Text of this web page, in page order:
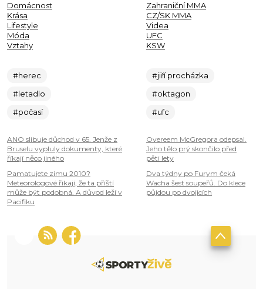
Domácnost
Krása
Lifestyle
Móda
Vztahy
#herec
#letadlo
#počasí
ANO slibuje důchod v 65. Jenže z
Bruselu vypluly dokumenty, které
říkají něco jiného
Pamatujete zimu 2010?
Meteorologové říkají, že ta příští
může být podobná. A důvod leží v
Pacifiku
Zahraniční MMA
CZ/SK MMA
Videa
UFC
KSW
#jiří procházka
#oktagon
#ufc
Overeem McGregora odepsal.
Jeho tělo prý skončilo před
pěti lety
Dva týdny po Furym čeká
Wacha šest soupeřů. Do klece
půjdou po dvojicích